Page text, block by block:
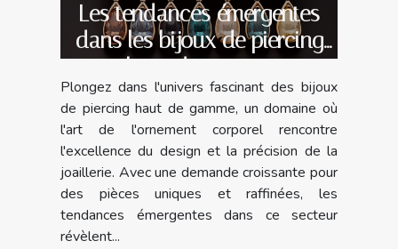
Les tendances émergentes
dans les bijoux de piercing
haut de gamme
Plongez dans l'univers fascinant des bijoux
de piercing haut de gamme, un domaine où
l'art de l'ornement corporel rencontre
l'excellence du design et la précision de la
joaillerie. Avec une demande croissante pour
des pièces uniques et raffinées, les
tendances émergentes dans ce secteur
révèlent...